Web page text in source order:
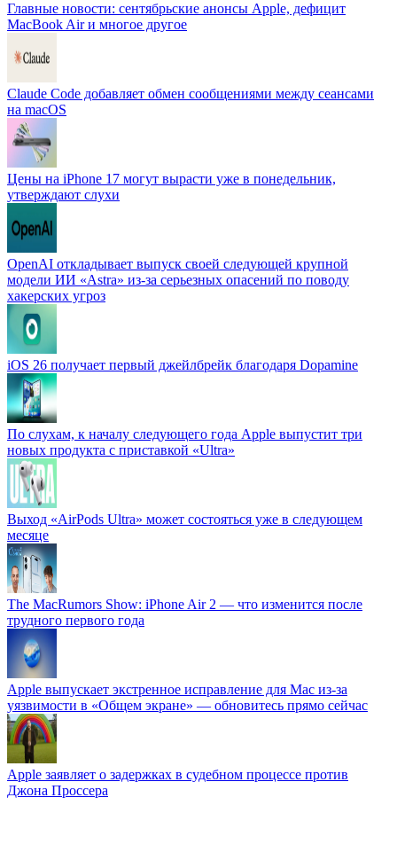
Главные новости: сентябрьские анонсы Apple, дефицит
MacBook Air и многое другое
Claude Code добавляет обмен сообщениями между сеансами
на macOS
Цены на iPhone 17 могут вырасти уже в понедельник,
утверждают слухи
OpenAI откладывает выпуск своей следующей крупной
модели ИИ «Astra» из-за серьезных опасений по поводу
хакерских угроз
iOS 26 получает первый джейлбрейк благодаря Dopamine
По слухам, к началу следующего года Apple выпустит три
новых продукта с приставкой «Ultra»
Выход «AirPods Ultra» может состояться уже в следующем
месяце
The MacRumors Show: iPhone Air 2 — что изменится после
трудного первого года
Apple выпускает экстренное исправление для Mac из-за
уязвимости в «Общем экране» — обновитесь прямо сейчас
Apple заявляет о задержках в судебном процессе против
Джона Проссера